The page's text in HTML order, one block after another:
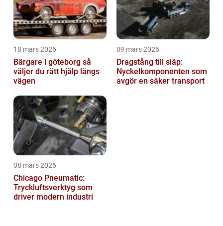
18 mars 2026
Bärgare i göteborg så
väljer du rätt hjälp längs
vägen
09 mars 2026
Dragstång till släp:
Nyckelkomponenten som
avgör en säker transport
08 mars 2026
Chicago Pneumatic:
Tryckluftsverktyg som
driver modern industri